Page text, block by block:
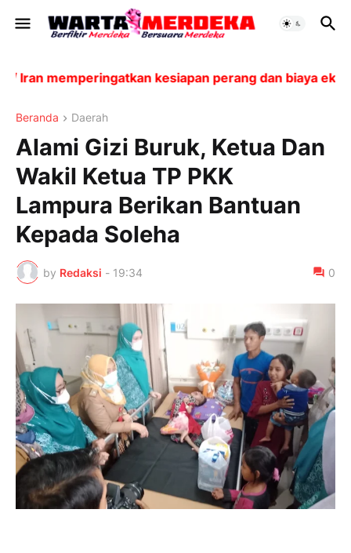
kesiapan perang dan biaya
Beranda Daerah
Alami Gizi Buruk, Ketua Dan
Wakil Ketua TP PKK
Lampura Berikan Bantuan
Kepada Soleha
by Redaksi - 19:34 0